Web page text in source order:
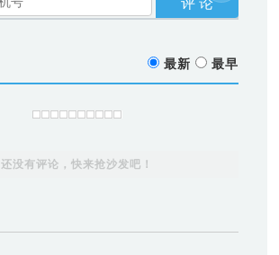
最新 最早
还没有评论，快来抢沙发吧！